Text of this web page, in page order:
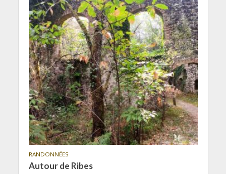
RANDONNÉES
Autour de Ribes